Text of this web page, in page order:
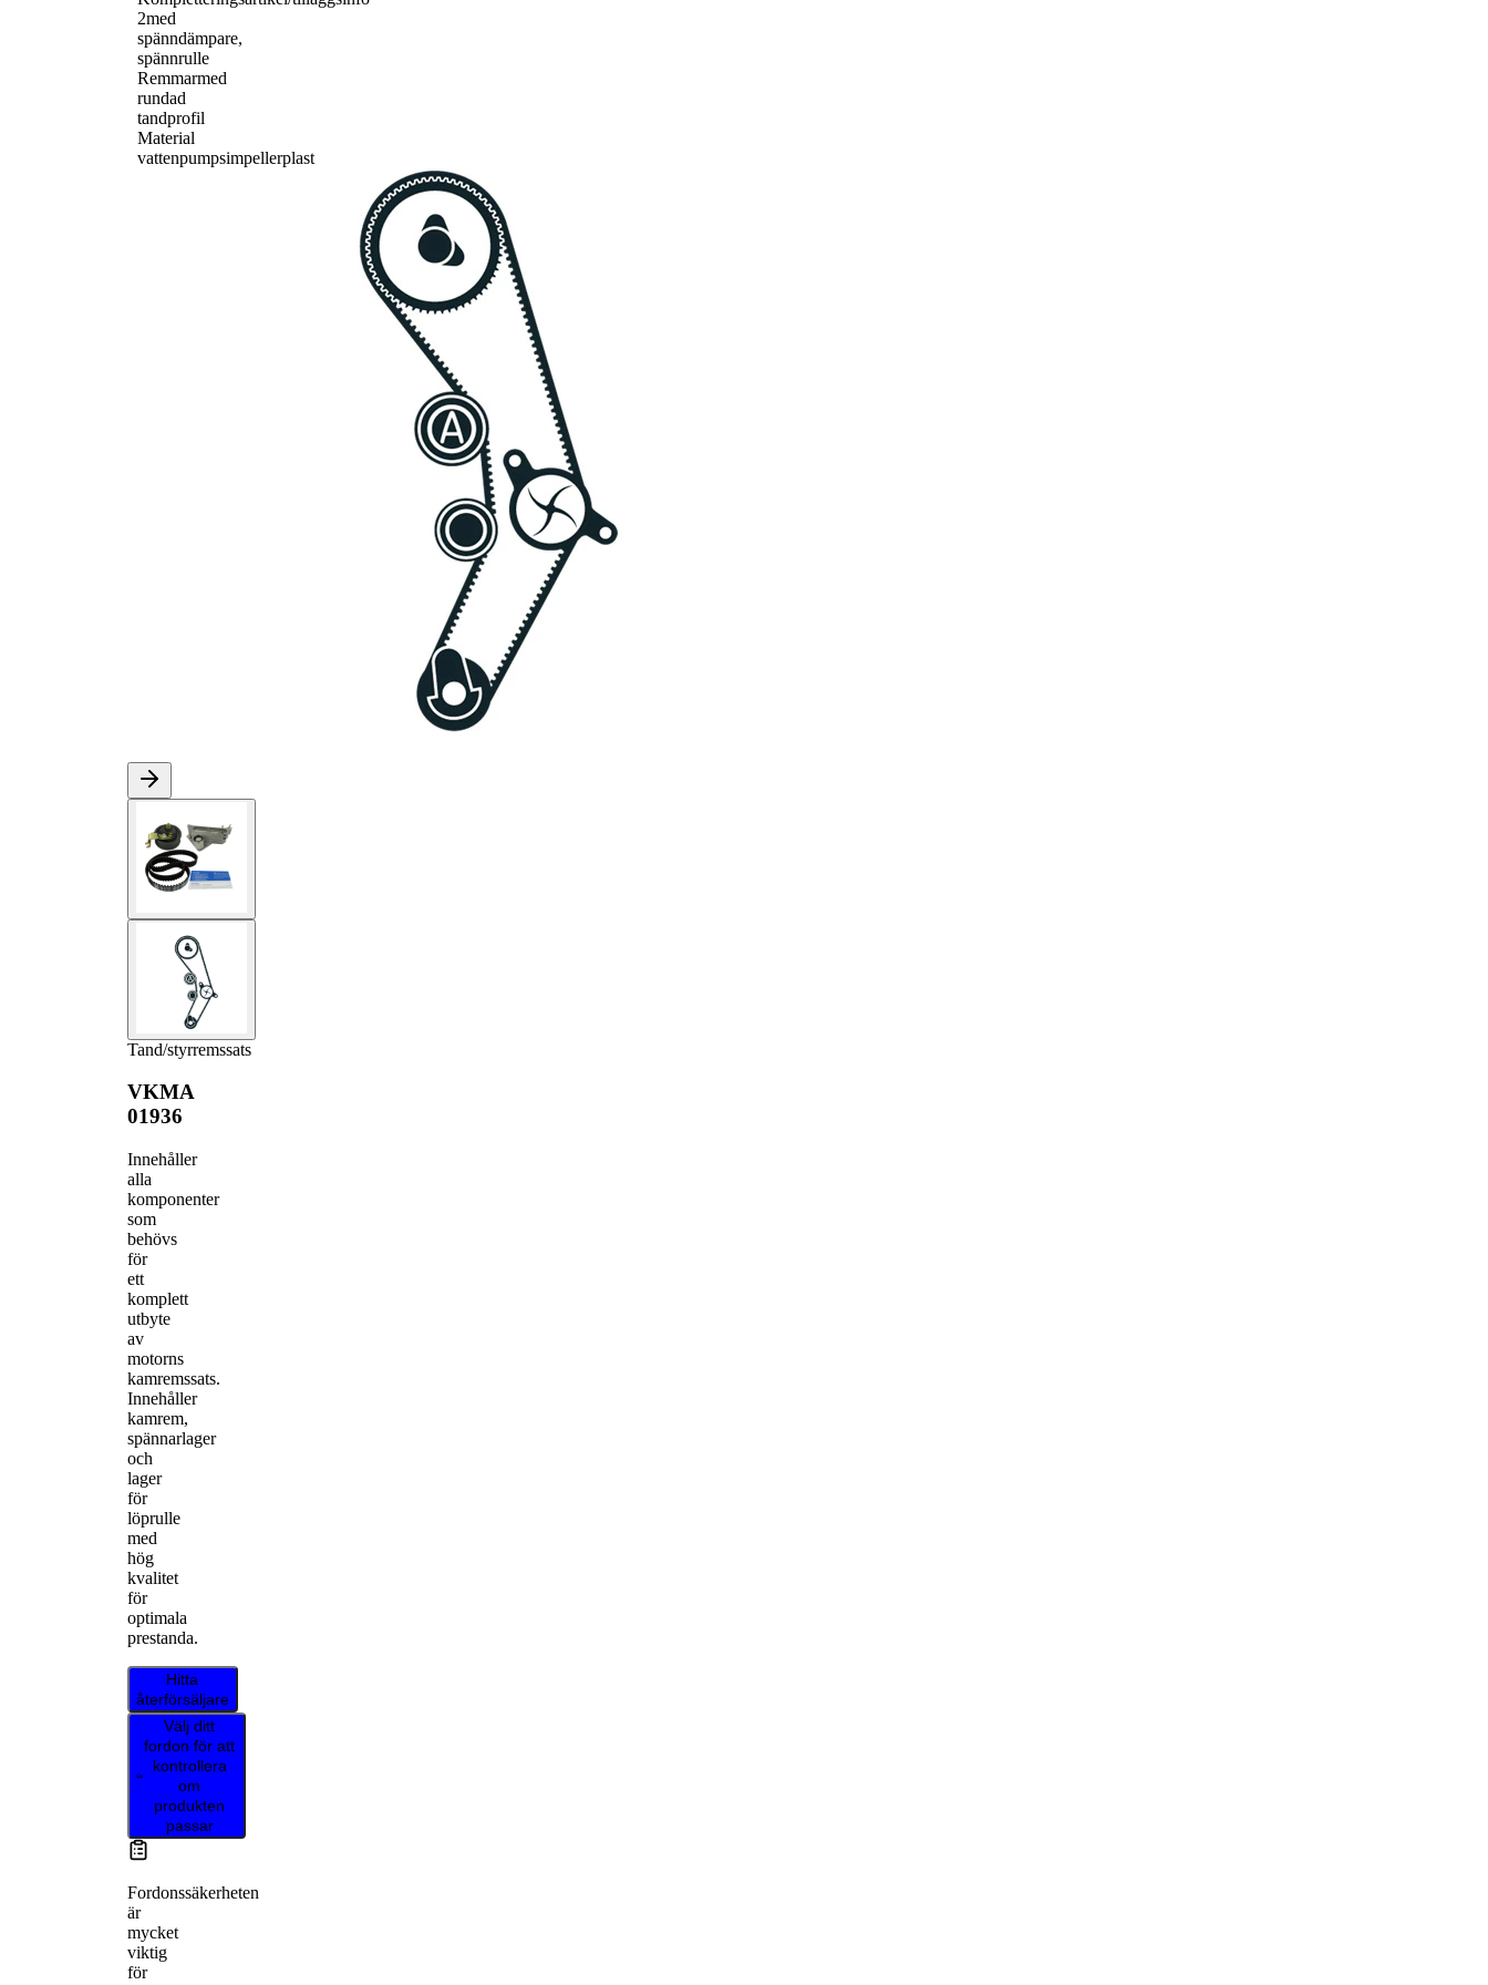
Tand/styrremssats
VKMA
01936
Innehåller
alla
komponenter
som
behövs
för
ett
komplett
utbyte
av
motorns
kamremssats.
Innehåller
kamrem,
spännarlager
och
lager
för
löprulle
med
hög
kvalitet
för
optimala
prestanda.
Hitta
återförsäljare
Välj ditt
fordon för att
kontrollera
om
produkten
passar
Fordonssäkerheten
är
mycket
viktig
för
2med
spänndämpare,
spännrulle
Remmarmed
rundad
tandprofil
Material
vattenpumpsimpellerplast